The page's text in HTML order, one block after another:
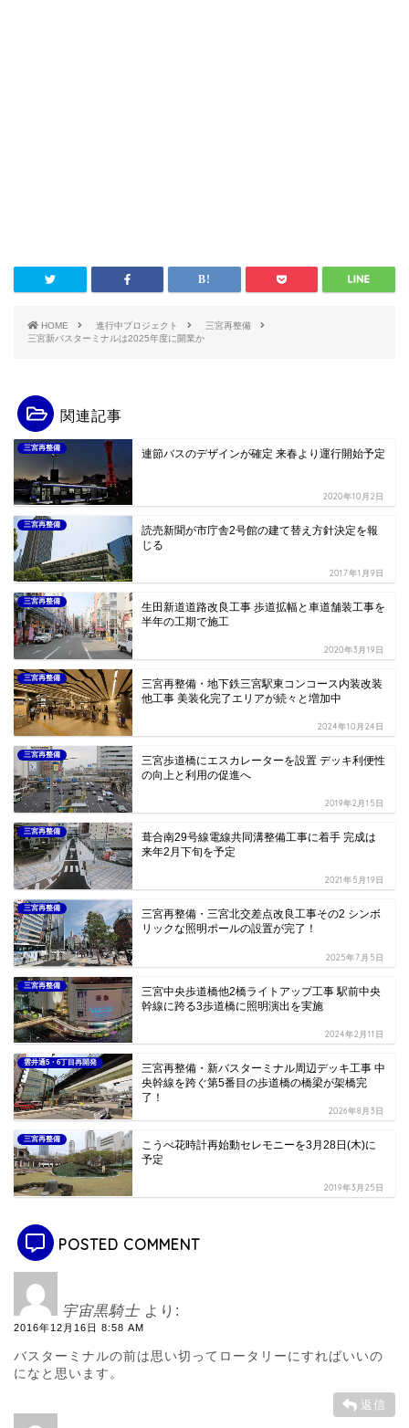
HOME 進行中プロジェクト
三宮再整備
三宮新バスターミナルは2025年度に開業か
関連記事
三宮再整備 連節バスのデザインが確定 来春より運行開始予定
2020年10月2日
三宮再整備
読売新聞が市庁舎2号館の建て替え方針決定を報
じる
2017年1月9日
三宮再整備
生田新道道路改良工事 歩道拡幅と車道舗装工事を
半年の工期で施工
2020年3月19日
三宮再整備
三宮再整備・地下鉄三宮駅東コンコース内装改装
他工事 美装化完了エリアが続々と増加中
2024年10月24日
三宮再整備
三宮歩道橋にエスカレーターを設置 デッキ利便性
の向上と利用の促進へ
2019年2月15日
三宮再整備
葺合南29号線電線共同溝整備工事に着手 完成は
来年2月下旬を予定
2021年5月19日
三宮再整備
三宮再整備・三宮北交差点改良工事その2 シンボ
リックな照明ポールの設置が完了！
2025年7月5日
三宮再整備
三宮中央歩道橋他2橋ライトアップ工事 駅前中央
幹線に跨る3歩道橋に照明演出を実施
2024年2月11日
雲井通5・6丁目再開発
三宮再整備・新バスターミナル周辺デッキ工事 中
央幹線を跨ぐ第5番目の歩道橋の橋梁が架橋完
了！
2026年8月3日
三宮再整備
こうべ花時計再始動セレモニーを3月28日(木)に
予定
2019年3月25日
POSTED COMMENT
宇宙黒騎士 より:
2016年12月16日 8:58 AM
バスターミナルの前は思い切ってロータリーにすればいいの
になと思います。
返信